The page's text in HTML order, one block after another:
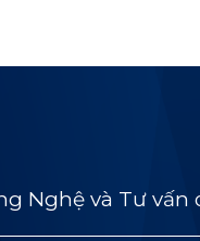
Nghệ và Tư vấn